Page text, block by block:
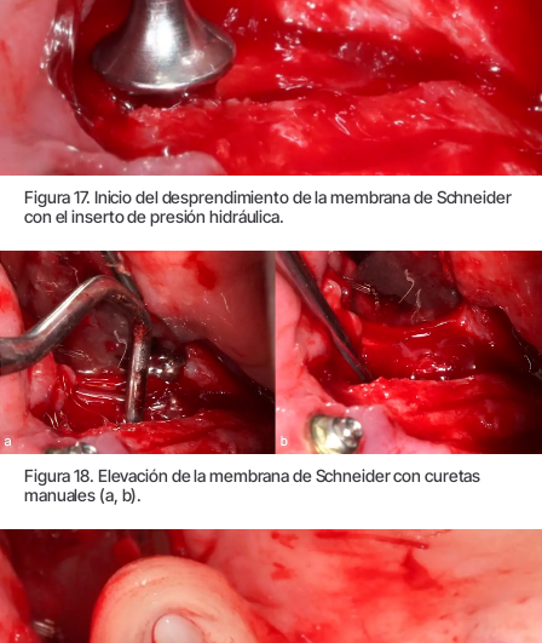
Figura 17. Inicio del desprendimiento de la membrana de Schneider
con el inserto de presión hidráulica.
Figura 18. Elevación de la membrana de Schneider con curetas
manuales (a, b).